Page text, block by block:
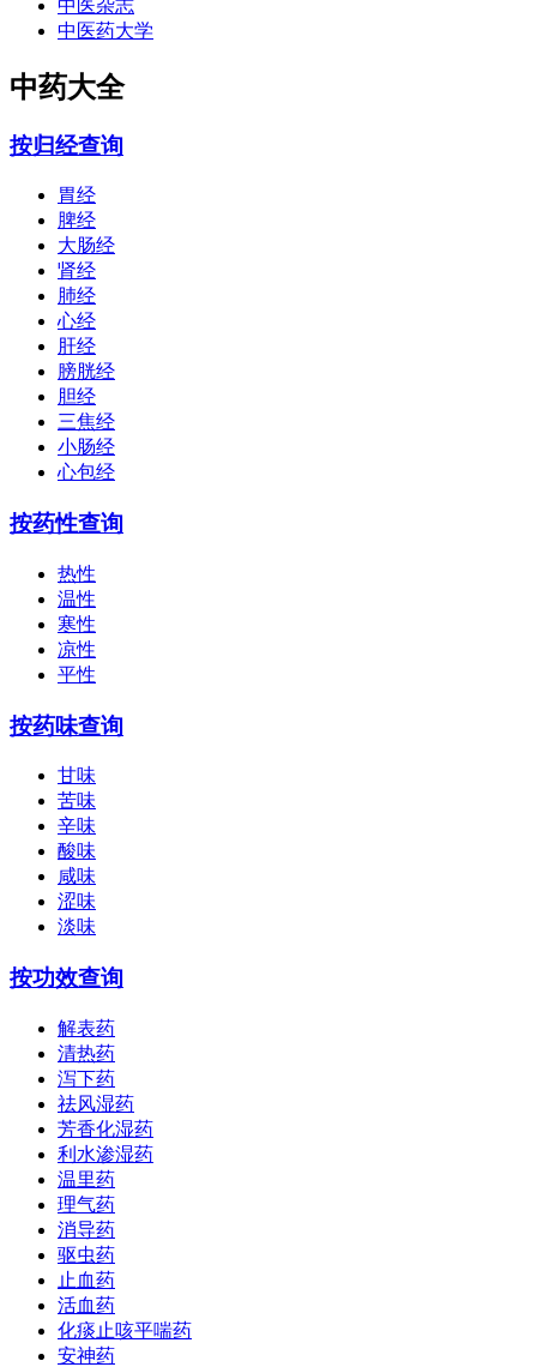
中医杂志
中医药大学
中药大全
按归经查询
胃经
脾经
大肠经
肾经
肺经
心经
肝经
膀胱经
胆经
三焦经
小肠经
心包经
按药性查询
热性
温性
寒性
凉性
平性
按药味查询
甘味
苦味
辛味
酸味
咸味
涩味
淡味
按功效查询
解表药
清热药
泻下药
祛风湿药
芳香化湿药
利水渗湿药
温里药
理气药
消导药
驱虫药
止血药
活血药
化痰止咳平喘药
安神药